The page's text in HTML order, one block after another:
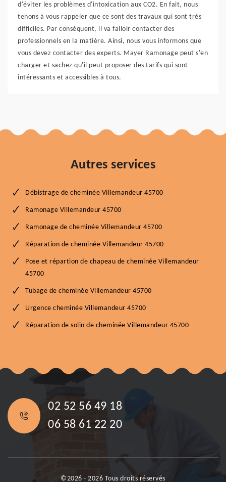
d'éviter les problèmes d'intoxication aux CO2. En fait, nous
tenons à vous rappeler que ce sont des travaux qui sont très
difficiles. Par conséquent, il va falloir contacter des
professionnels en la matière. Ainsi, nous vous informons que
vous devez contacter des experts. Mayer Ramonage peut s'en
charger et sachez qu'il peut proposer des tarifs qui sont
intéressants et accessibles à tous.
Autres services
Débistrage de cheminée Villemandeur 45700
Ramonage Villemandeur 45700
Ramonage de cheminée Villemandeur 45700
Réparation de cheminée Villemandeur 45700
Pose et répartion de chapeau de cheminée Villemandeur
45700
Tubage de cheminée Villemandeur 45700
Urgence cheminée Villemandeur 45700
Réparation de solin de cheminée Villemandeur 45700
02 52 56 49 18
06 58 61 22 20
©2026 - 2026 Tous droits réservés